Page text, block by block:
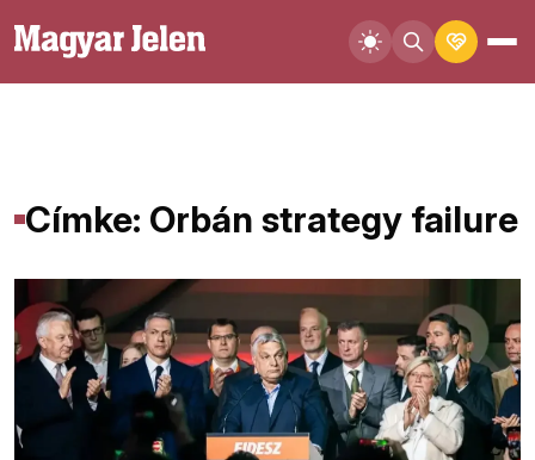
Címke: Orbán strategy failure